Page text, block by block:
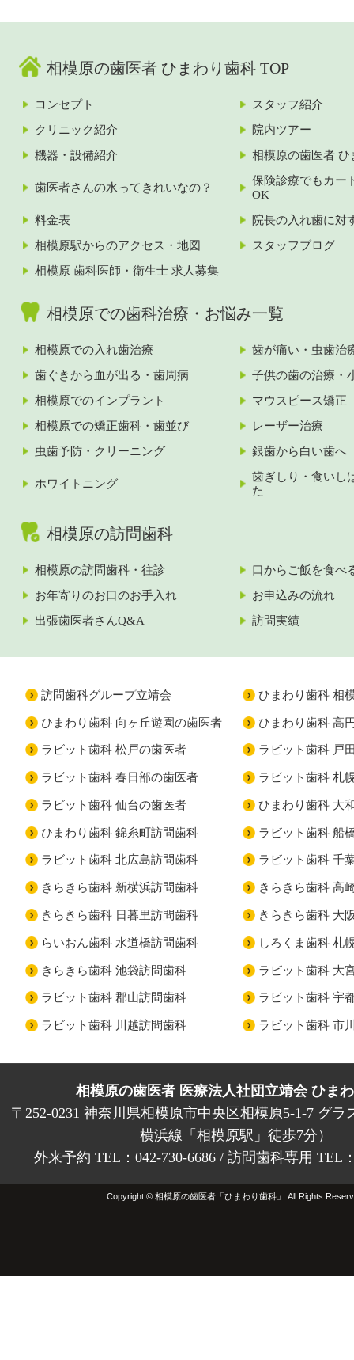
相模原の歯医者 ひまわり歯科 TOP
コンセプト
スタッフ紹介
クリニック紹介
院内ツアー
機器・設備紹介
相模原の歯医者 ひ
歯医者さんの水ってきれいなの？
保険診療でもカー
OK
料金表
院長の入れ歯に対
相模原駅からのアクセス・地図
スタッフブログ
相模原 歯科医師・衛生士 求人募集
相模原での歯科治療・お悩み一覧
相模原での入れ歯治療
歯が痛い・虫歯治
歯ぐきから血が出る・歯周病
子供の歯の治療・
相模原でのインプラント
マウスピース矯正
相模原での矯正歯科・歯並び
レーザー治療
虫歯予防・クリーニング
銀歯から白い歯へ
ホワイトニング
歯ぎしり・食いし
た
相模原の訪問歯科
相模原の訪問歯科・往診
口からご飯を食べ
お年寄りのお口のお手入れ
お申込みの流れ
出張歯医者さんQ&A
訪問実績
訪問歯科グループ立靖会 ひまわり歯科 相
ひまわり歯科 向ヶ丘遊園の歯医者 ひまわり歯科 高
ラビット歯科 松戸の歯医者 ラビット歯科 戸
ラビット歯科 春日部の歯医者 ラビット歯科 札
ラビット歯科 仙台の歯医者 ひまわり歯科 大
ひまわり歯科 錦糸町訪問歯科 ラビット歯科 船
ラビット歯科 北広島訪問歯科 ラビット歯科 千
きらきら歯科 新横浜訪問歯科 きらきら歯科 高
きらきら歯科 日暮里訪問歯科 きらきら歯科 大
らいおん歯科 水道橋訪問歯科 しろくま歯科 札
きらきら歯科 池袋訪問歯科 ラビット歯科 大
ラビット歯科 郡山訪問歯科 ラビット歯科 宇
ラビット歯科 川越訪問歯科 ラビット歯科 市
相模原の歯医者 医療法人社団立靖会 ひま
〒252-0231 神奈川県相模原市中央区相模原5-1-7 グラ
横浜線「相模原駅」徒歩7分）
外来予約 TEL：042-730-6686 / 訪問歯科専用 TEL
Copyright © 相模原の歯医者「ひまわり歯科」 All Rights